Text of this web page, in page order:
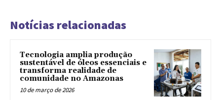
Notícias relacionadas
Tecnologia amplia produção
sustentável de óleos essenciais e
transforma realidade de
comunidade no Amazonas
10 de março de 2026